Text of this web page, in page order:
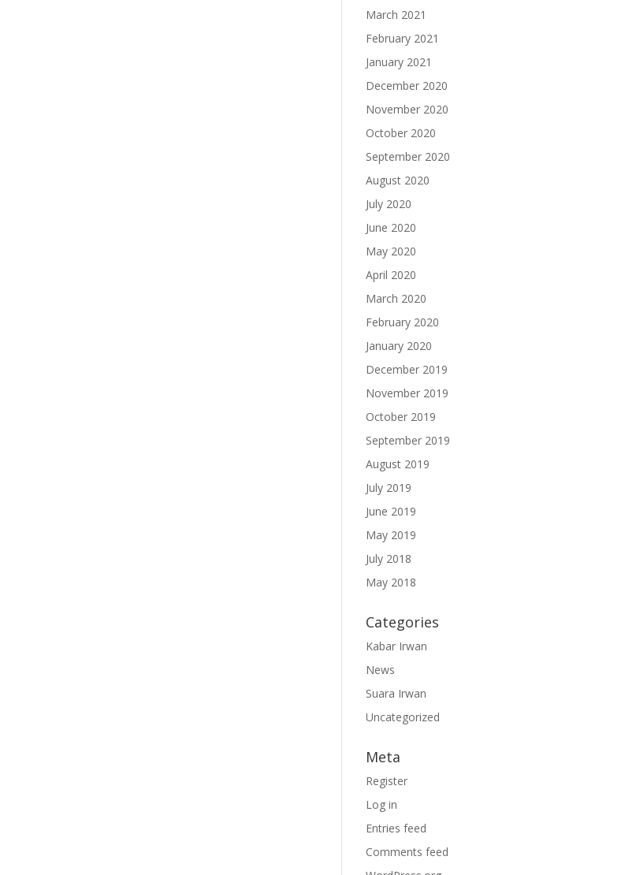
March 2021
February 2021
January 2021
December 2020
November 2020
October 2020
September 2020
August 2020
July 2020
June 2020
May 2020
April 2020
March 2020
February 2020
January 2020
December 2019
November 2019
October 2019
September 2019
August 2019
July 2019
June 2019
May 2019
July 2018
May 2018
Categories
Kabar Irwan
News
Suara Irwan
Uncategorized
Meta
Register
Log in
Entries feed
Comments feed